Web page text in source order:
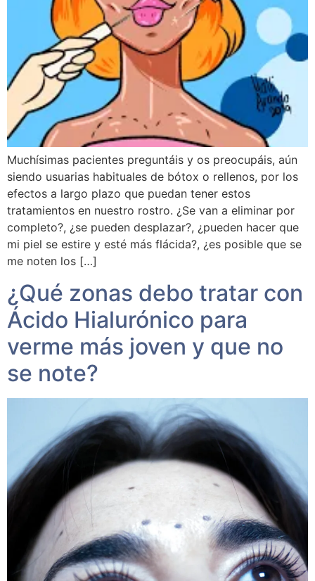
Muchísimas pacientes preguntáis y os preocupáis, aún
siendo usuarias habituales de bótox o rellenos, por los
efectos a largo plazo que puedan tener estos
tratamientos en nuestro rostro. ¿Se van a eliminar por
completo?, ¿se pueden desplazar?, ¿pueden hacer que
mi piel se estire y esté más flácida?, ¿es posible que se
me noten los […]
¿Qué zonas debo tratar con
Ácido Hialurónico para
verme más joven y que no
se note?